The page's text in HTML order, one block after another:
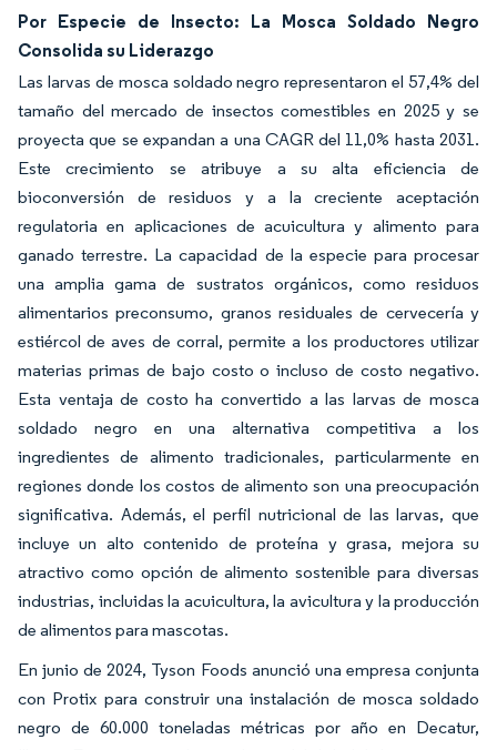
Por Especie de Insecto: La Mosca Soldado Negro
Consolida su Liderazgo
Las larvas de mosca soldado negro representaron el 57,4% del
tamaño del mercado de insectos comestibles en 2025 y se
proyecta que se expandan a una CAGR del 11,0% hasta 2031.
Este crecimiento se atribuye a su alta eficiencia de
bioconversión de residuos y a la creciente aceptación
regulatoria en aplicaciones de acuicultura y alimento para
ganado terrestre. La capacidad de la especie para procesar
una amplia gama de sustratos orgánicos, como residuos
alimentarios preconsumo, granos residuales de cervecería y
estiércol de aves de corral, permite a los productores utilizar
materias primas de bajo costo o incluso de costo negativo.
Esta ventaja de costo ha convertido a las larvas de mosca
soldado negro en una alternativa competitiva a los
ingredientes de alimento tradicionales, particularmente en
regiones donde los costos de alimento son una preocupación
significativa. Además, el perfil nutricional de las larvas, que
incluye un alto contenido de proteína y grasa, mejora su
atractivo como opción de alimento sostenible para diversas
industrias, incluidas la acuicultura, la avicultura y la producción
de alimentos para mascotas.
En junio de 2024, Tyson Foods anunció una empresa conjunta
con Protix para construir una instalación de mosca soldado
negro de 60.000 toneladas métricas por año en Decatur,